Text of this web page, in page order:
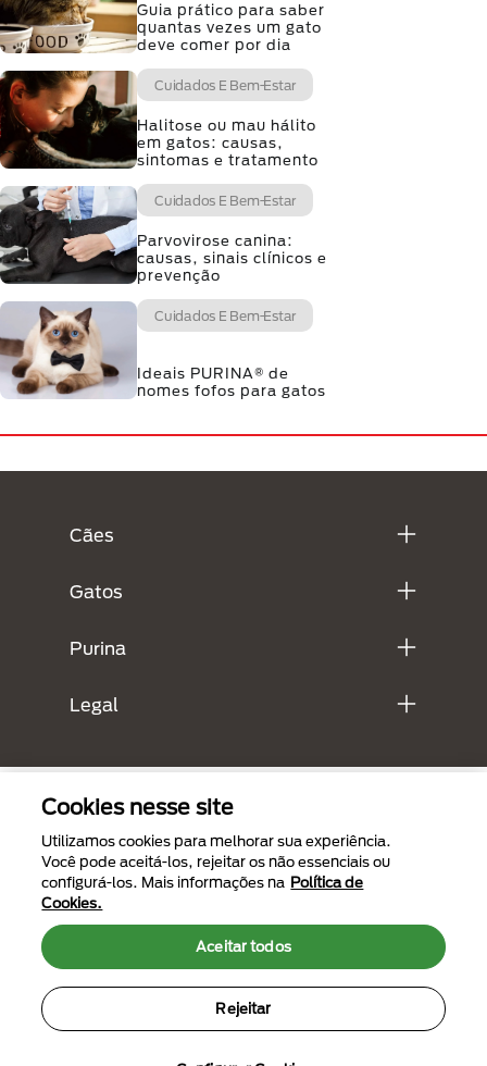
Guia prático para saber
quantas vezes um gato
deve comer por dia
Cuidados E Bem-Estar
Halitose ou mau hálito
em gatos: causas,
sintomas e tratamento
Cuidados E Bem-Estar
Parvovirose canina:
causas, sinais clínicos e
prevenção
Cuidados E Bem-Estar
Ideais PURINA® de
nomes fofos para gatos
Cães
Gatos
Purina
Legal
Menu Footer Secundario Purina
All Nestlé Purina trademarks owned by Société des Produits Nestlé S.A.,
Vevey, Switzerland or are used with permission.
Cookies nesse site
Utilizamos cookies para melhorar sua experiência.
Você pode aceitá-los, rejeitar os não essenciais ou
configurá-los. Mais informações na Política de
Cookies.
Rejeitar
Aceitar todos